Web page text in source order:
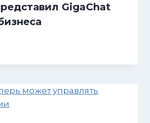
GigaChat